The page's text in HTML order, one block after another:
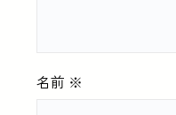
名前 ※